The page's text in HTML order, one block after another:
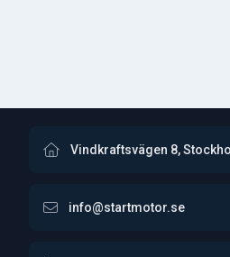
Vindkraftsvägen 8,
info@startmotor.se